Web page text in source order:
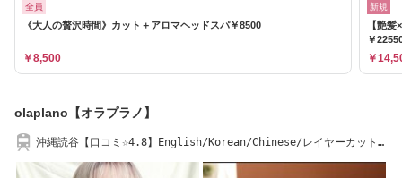
全員
《大人の贅沢時間》カット＋アロマヘッドスパ￥8500
￥8,500
新規
【艶
￥
￥
olaplano【オラプラノ】
沖縄読谷【口コミ☆4.8】English/Korean/Chinese/レイヤーカット/